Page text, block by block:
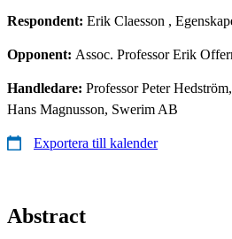
Respondent: Erik Claesson ,
Opponent: Assoc. Professor Erik
Handledare: Professor Peter
Hans Magnusson, Swerim AB
Exportera till kalender
Abstract